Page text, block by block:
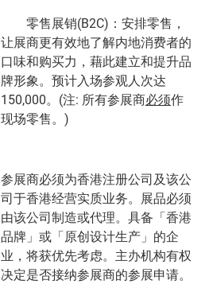
 零售展销(B2C)：安排零售，
让展商更有效地了解内地消费者的
口味和购买力，藉此建立和提升品
牌形象。预计入场参观人次达
150,000。(注: 所有参展商必须作
现场零售。)
参展商必须为香港注册公司及该公
司于香港经营实质业务。展品必须
由该公司制造或代理。具备「香港
品牌」或「原创设计生产」的企
业，将获优先考虑。主办机构有权
决定是否接纳参展商的参展申请。